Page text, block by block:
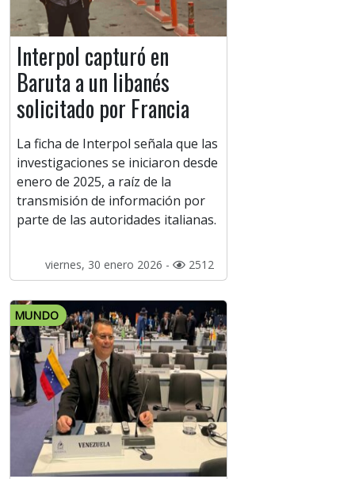
Interpol capturó en
Baruta a un libanés
solicitado por Francia
La ficha de Interpol señala que las
investigaciones se iniciaron desde
enero de 2025, a raíz de la
transmisión de información por
parte de las autoridades italianas.
viernes, 30 enero 2026 - 2512
MUNDO